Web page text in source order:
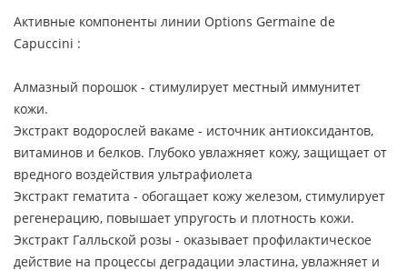
Активные компоненты линии Options Germaine de
Capuccini :
Алмазный порошок - стимулирует местный иммунитет
кожи.
Экстракт водорослей вакаме - источник антиоксидантов,
витаминов и белков. Глубоко увлажняет кожу, защищает от
вредного воздействия ультрафиолета
Экстракт гематита - обогащает кожу железом, стимулирует
регенерацию, повышает упругость и плотность кожи.
Экстракт Галльской розы - оказывает профилактическое
действие на процессы деградации эластина, увлажняет и